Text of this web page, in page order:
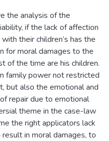
the analysis of the
if the lack of affection
their children’s has the
for moral damages to the
of the time are his children.
family power not restricted
but also the emotional and
repair due to emotional
theme in the case-law
the right applicators lack
in moral damages, to